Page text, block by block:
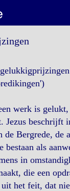
werk is
Jezus beschrijft
Bergrede, de
bestaan als
in
die een
het feit, dat